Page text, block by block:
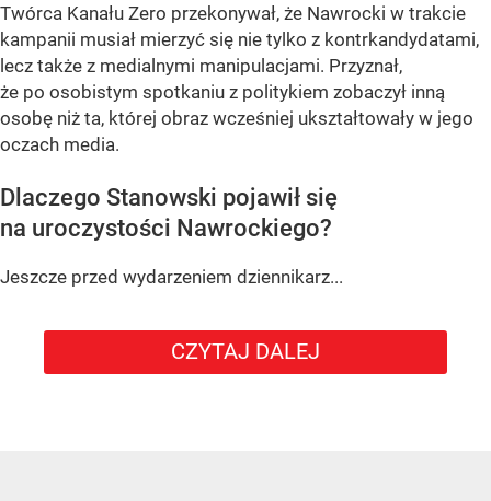
Twórca Kanału Zero przekonywał, że Nawrocki w trakcie
kampanii musiał mierzyć się nie tylko z kontrkandydatami,
lecz także z medialnymi manipulacjami. Przyznał,
że po osobistym spotkaniu z politykiem zobaczył inną
osobę niż ta, której obraz wcześniej ukształtowały w jego
oczach media.
Dlaczego Stanowski pojawił się
na uroczystości Nawrockiego?
Jeszcze przed wydarzeniem dziennikarz...
CZYTAJ DALEJ